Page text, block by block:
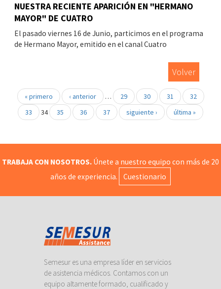
NUESTRA RECIENTE APARICIÓN EN "HERMANO
MAYOR" DE CUATRO
El pasado viernes 16 de Junio, particimos en el programa
de Hermano Mayor, emitido en el canal Cuatro
Volver
« primero ‹ anterior … 29 30 31
32
33
34 35 36 37 siguiente › última »
TRABAJA CON NOSOTROS. Únete a nuestro equipo con más de 20
años de experiencia.
Cuestionario
Semesur es una empresa líder en servicios
de asistencia médicos. Contamos con un
equipo altamente formado, cualificado y